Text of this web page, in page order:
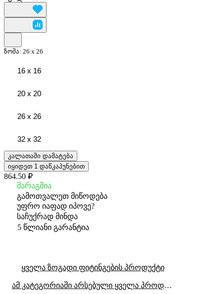
ზომა: 26 x 26
16 x 16
20 x 20
26 x 26
32 x 32
კალათაში დამატება
იყიდეთ 1 დაწკაპუნებით
864.50 ₽
მარაგშია
გამოთვალეთ მიწოდება
უფრო იაფად იპოვე?
საჩუქრად მინდა
5 წლიანი გარანტია
ყველა ზოგადი ფიტინგების პროდუქტი
ამ კატეგორიაში არსებული ყველა პროდუქტი